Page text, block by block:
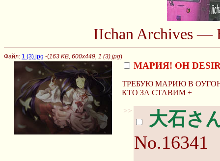
IIchan Archives —
Файл: 1 (3).jpg -(163 KB, 600x449, 1 (3).jpg)
МАРИЯ! OH
ТРЕБУЮ МАРИЮ В
КТО ЗА СТАВИМ +
>>
大石さ
No.16341